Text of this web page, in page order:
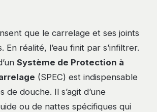
que le carrelage et ses joints
En réalité, l’eau finit par s’infiltrer.
Système de Protection à
(SPEC) est indispensable
de douche. Il s’agit d’une
ou de nattes spécifiques qui